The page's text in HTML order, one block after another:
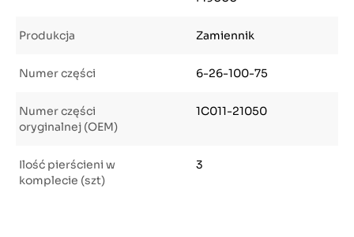
Produkcja Zamiennik
Numer części 6-26-100-75
Numer części
oryginalnej (OEM)
1C011-21050
Ilość pierścieni w
komplecie (szt)
3